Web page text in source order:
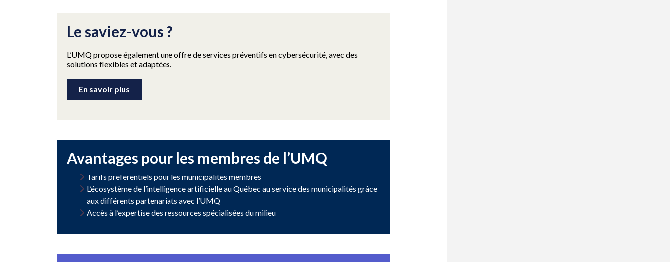
Le saviez-vous ?
L’UMQ propose également une offre de services préventifs en cybersécurité, avec des
solutions flexibles et adaptées.
En savoir plus
Avantages pour les membres de l’UMQ
Tarifs préférentiels pour les municipalités membres
L’écosystème de l’intelligence artificielle au Québec au service des municipalités grâce
aux différents partenariats avec l’UMQ
Accès à l’expertise des ressources spécialisées du milieu